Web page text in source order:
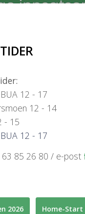
12 - 17
12 - 14
- 15
12 - 17
63 85 26 80 / e-post
2026 Home-